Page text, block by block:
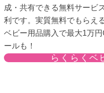
成・共有できる無料サービ
利です。実質無料でもらえ
ベビー用品購入で最大1万
ールも！
らくらくベ